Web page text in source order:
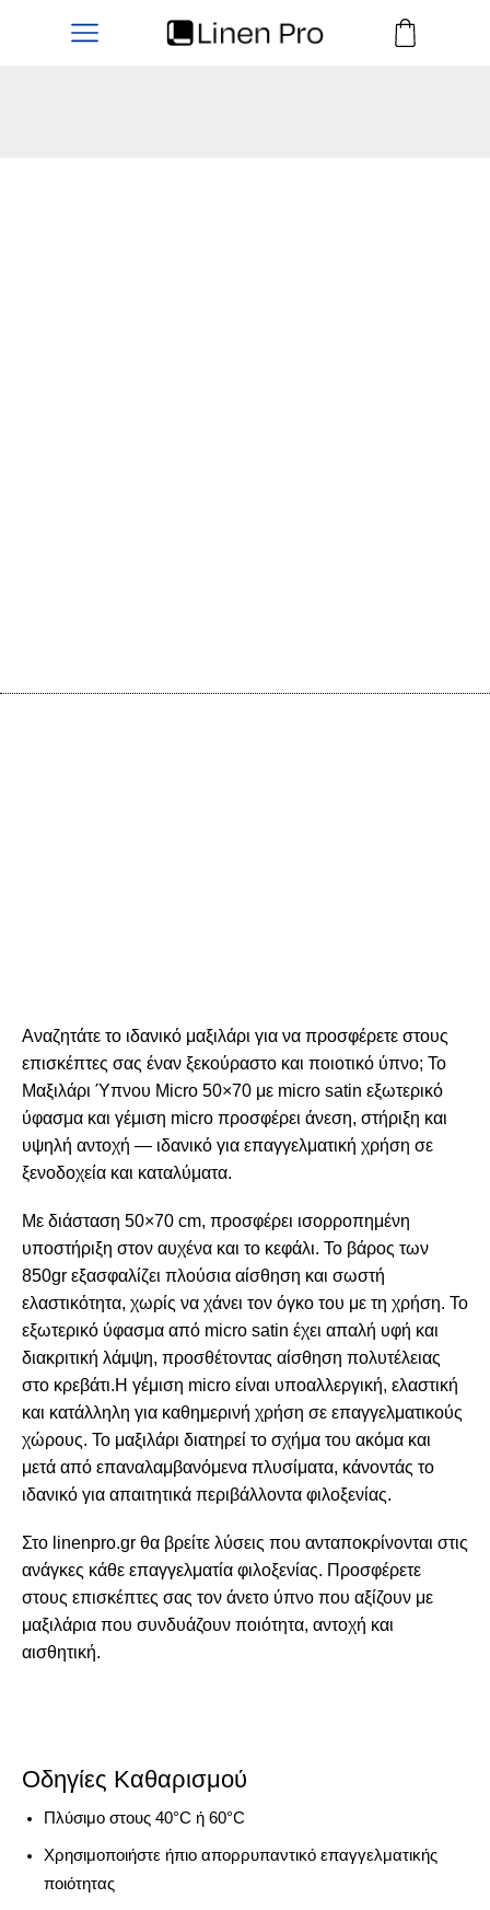
Αναζητάτε το ιδανικό μαξιλάρι για να προσφέρετε στους
επισκέπτες σας έναν ξεκούραστο και ποιοτικό ύπνο; Το
Μαξιλάρι Ύπνου Micro 50×70 με micro satin εξωτερικό
ύφασμα και γέμιση micro προσφέρει άνεση, στήριξη και
υψηλή αντοχή — ιδανικό για επαγγελματική χρήση σε
ξενοδοχεία και καταλύματα.
Με διάσταση 50×70 cm, προσφέρει ισορροπημένη
υποστήριξη στον αυχένα και το κεφάλι. Το βάρος των
850gr εξασφαλίζει πλούσια αίσθηση και σωστή
ελαστικότητα, χωρίς να χάνει τον όγκο του με τη χρήση. Το
εξωτερικό ύφασμα από micro satin έχει απαλή υφή και
διακριτική λάμψη, προσθέτοντας αίσθηση πολυτέλειας
στο κρεβάτι.Η γέμιση micro είναι υποαλλεργική, ελαστική
και κατάλληλη για καθημερινή χρήση σε επαγγελματικούς
χώρους. Το μαξιλάρι διατηρεί το σχήμα του ακόμα και
μετά από επαναλαμβανόμενα πλυσίματα, κάνοντάς το
ιδανικό για απαιτητικά περιβάλλοντα φιλοξενίας.
Στο linenpro.gr θα βρείτε λύσεις που ανταποκρίνονται στις
ανάγκες κάθε επαγγελματία φιλοξενίας. Προσφέρετε
στους επισκέπτες σας τον άνετο ύπνο που αξίζουν με
μαξιλάρια που συνδυάζουν ποιότητα, αντοχή και
αισθητική.
Οδηγίες Καθαρισμού
Πλύσιμο στους 40°C ή 60°C
Χρησιμοποιήστε ήπιο απορρυπαντικό επαγγελματικής
ποιότητας